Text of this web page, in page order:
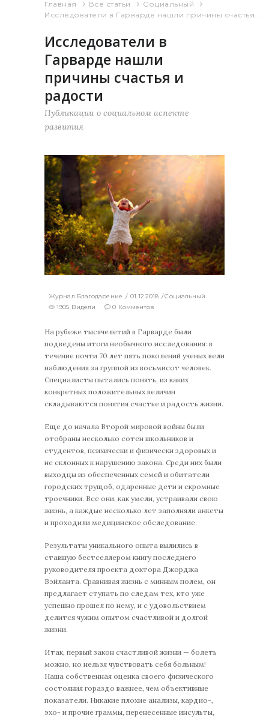
Главная Все статьи
Социальный
Исследователи в Гарварде нашли причины счастья...
Исследователи в
Гарварде нашли
причины счастья и
радости
Публикации о социальном аспекте
развития
Журнал Благодарение 01.12.2018
Социальный
1905 Видели
0 Комментов
На рубеже тысячелетий в Гарварде были
подведены итоги необычного исследования: в
течение почти 70 лет пять поколений ученых вели
наблюдения за группой из восьмисот человек.
Специалисты пытались понять, из каких
конкретных положительных величин
складываются понятия счастье и радость жизни.
Еще до начала Второй мировой войны были
отобраны несколько сотен школьников и
студентов, психически и физически здоровых и
не склонных к нарушению закона. Среди них были
выходцы из обеспеченных семей и обитатели
городских трущоб, одаренные дети и скромные
троечники. Все они, как умели, устраивали свою
жизнь, а каждые несколько лет заполняли анкеты
и проходили медицинское обследование.
Результаты уникального опыта вылились в
ставшую бестселлером книгу последнего
руководителя проекта доктора Джорджа
Вэйланта. Сравнивая жизнь с минным полем, он
предлагает ступать по следам тех, кто уже
успешно прошел по нему, и с удовольствием
делится чужим опытом счастливой и долгой
жизни.
Итак, первый закон счастливой жизни — болеть
можно, но нельзя чувствовать себя больным!
Наша собственная оценка своего физического
состояния гораздо важнее, чем объективные
показатели. Никакие плохие анализы, кардио-,
эхо- и прочие граммы, перенесенные инсульты,